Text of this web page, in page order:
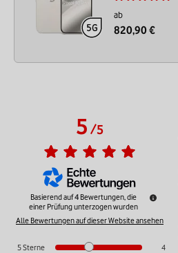
ab
820,90 €
5/5
Basierend auf4 Bewertungen, die
einer Prüfung unterzogen wurden
Alle Bewertungen auf dieser Website ansehen
5Sterne
4